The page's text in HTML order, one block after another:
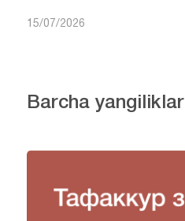
15/07/2026
Barcha yangiliklar